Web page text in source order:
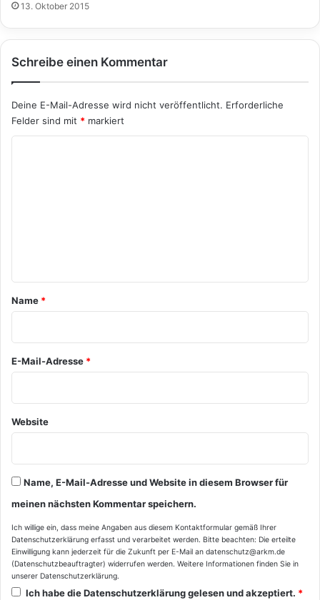
13. Oktober 2015
Schreibe einen Kommentar
Deine E-Mail-Adresse wird nicht veröffentlicht. Erforderliche
Felder sind mit * markiert
a
*
Name *
E-Mail-Adresse *
Website
Name, E-Mail-Adresse und Website in diesem Browser für
meinen nächsten Kommentar speichern.
Ich willige ein, dass meine Angaben aus diesem Kontaktformular gemäß Ihrer
Datenschutzerklärung erfasst und verarbeitet werden. Bitte beachten: Die erteilte
Einwilligung kann jederzeit für die Zukunft per E-Mail an datenschutz@arkm.de
(Datenschutzbeauftragter) widerrufen werden. Weitere Informationen finden Sie in
unserer Datenschutzerklärung.
Ich habe dieDatenschutzerklärunggelesen und akzeptiert. *